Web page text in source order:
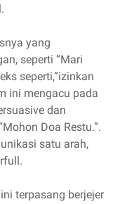
yang
seperti “Mari
seperti,”izinkan
ini mengacu pada
dan
Doa Restu.”.
satu arah,
terpasang berjejer